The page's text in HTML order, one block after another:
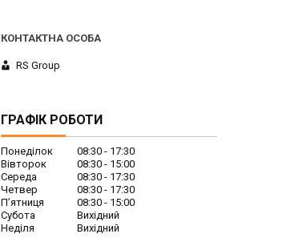
RS Group
ГРАФІК РОБОТИ
Понеділок 08:30
17:30
Вівторок
08:30
15:00
Середа
08:30
17:30
Четвер
08:30
17:30
Пʼятниця
08:30
15:00
Субота
Вихідний
Неділя
Вихідний